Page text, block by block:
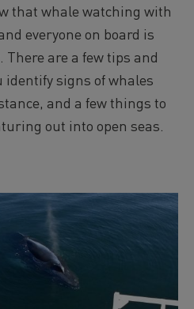
that whale watching with
everyone on board is
are a few tips and
signs of whales
and a few things to
out into open seas.